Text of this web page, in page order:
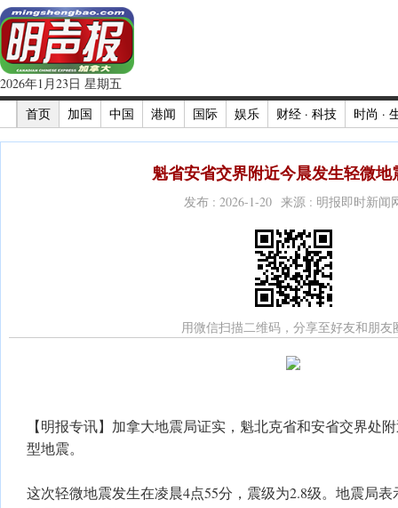
2026年1月23日 星期五
首页
加国 中国 港闻 国际 娱乐 财经 · 科技 时尚 ·
魁省安省交界附近今晨发生轻微地
发布 : 2026-1-20 来源 : 明报即时新闻
用微信扫描二维码，分享至好友和朋友
【明报专讯】加拿大地震局证实，魁北克省和安省交界处
型地震。
这次轻微地震发生在凌晨4点55分，震级为2.8级。地震局